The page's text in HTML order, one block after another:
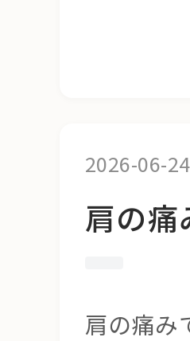
2026-06-
肩の痛
肩の痛み